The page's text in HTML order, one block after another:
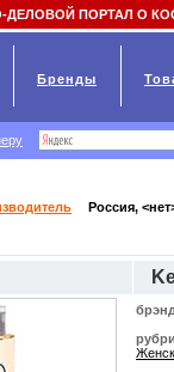
Россия,
ПОРТАЛ О
Бренды